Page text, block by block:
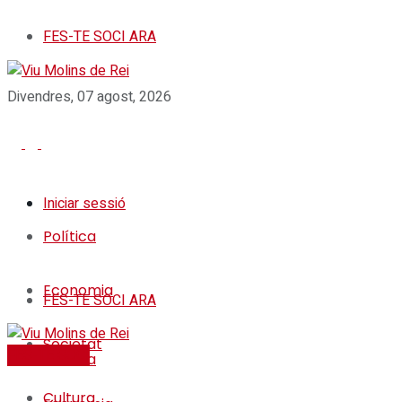
FES-TE SOCI ARA
Divendres, 07 agost, 2026
Iniciar sessió
Política
Economia
Societat
FES-TE SOCI ARA
Política